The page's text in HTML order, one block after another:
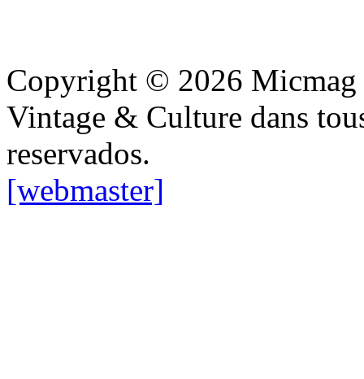
Copyright © 2026 Micmag
Vintage & Culture dans
reservados.
[webmaster]